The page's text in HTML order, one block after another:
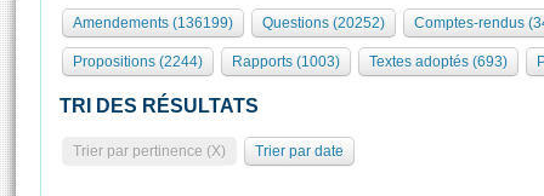
577 députés
Groupes politiques
Commissions et autres organes
Europe et International
Pétitions
Organisation de l'Assemblée
Présidence Conférence des Présidents Bureau Collège des
Statistiques et chiffres clés
Visite virtuelle du palais Bourbon
Assister à une séance
Amendements (136199) Questions (20252) Comptes-rendus
Propositions (2244) Rapports (1003) Textes adoptés (693)
TRI DES RÉSULTATS
Trier par pertinence (X) Trier par date